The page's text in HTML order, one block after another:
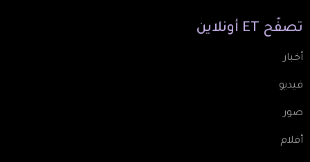
تصفّح ET أونلاين
أخبار
فيديو
صور
أفلام